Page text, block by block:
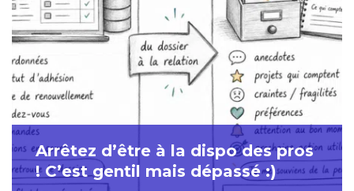
Arrêtez d’être à la dispo des pros
! C’est gentil mais dépassé :)